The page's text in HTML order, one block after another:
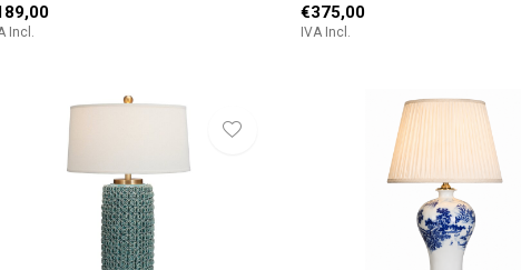
Incl.
€375,00
IVA Incl.